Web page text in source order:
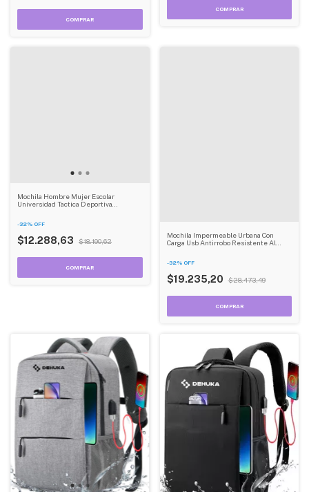
Mochila Hombre Mujer Escolar
Universidad Tactica Deportiva
-32% OFF
$12.288,63 $18.190,62
Mochila Impermeable Urbana Con
Carga Usb Antirrobo Resistente Al
-32% OFF
$19.235,20 $28.473,49